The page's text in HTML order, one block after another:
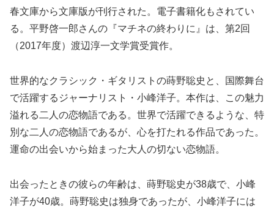
春文庫から文庫版が刊行された。電子書籍化もされてい
る。平野啓一郎さんの『マチネの終わりに』は、第2回
（2017年度）渡辺淳一文学賞受賞作。
世界的なクラシック・ギタリストの蒔野聡史と、国際舞台
で活躍するジャーナリスト・小峰洋子。本作は、この魅力
溢れる二人の恋物語である。世界で活躍できるような、特
別な二人の恋物語であるが、心を打たれる作品であった。
運命の出会いから始まった大人の切ない恋物語。
出会ったときの彼らの年齢は、蒔野聡史が38歳で、小峰
洋子が40歳。蒔野聡史は独身であったが、小峰洋子には